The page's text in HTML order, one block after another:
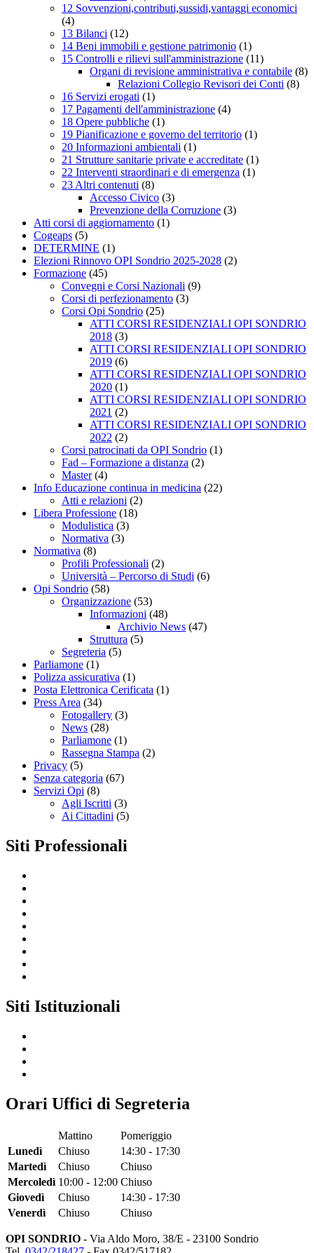
12 Sovvenzioni,contributi,sussidi,vantaggi economici
(4)
13 Bilanci (12)
14 Beni immobili e gestione patrimonio (1)
15 Controlli e rilievi sull'amministrazione (11)
Organi di revisione amministrativa e contabile (8)
Relazioni Collegio Revisori dei Conti (8)
16 Servizi erogati (1)
17 Pagamenti dell'amministrazione (4)
18 Opere pubbliche (1)
19 Pianificazione e governo del territorio (1)
20 Informazioni ambientali (1)
21 Strutture sanitarie private e accreditate (1)
22 Interventi straordinari e di emergenza (1)
23 Altri contenuti (8)
Accesso Civico (3)
Prevenzione della Corruzione (3)
Atti corsi di aggiornamento (1)
Cogeaps (5)
DETERMINE (1)
Elezioni Rinnovo OPI Sondrio 2025-2028 (2)
Formazione (45)
Convegni e Corsi Nazionali (9)
Corsi di perfezionamento (3)
Corsi Opi Sondrio (25)
ATTI CORSI RESIDENZIALI OPI SONDRIO
2018 (3)
ATTI CORSI RESIDENZIALI OPI SONDRIO
2019 (6)
ATTI CORSI RESIDENZIALI OPI SONDRIO
2020 (1)
ATTI CORSI RESIDENZIALI OPI SONDRIO
2021 (2)
ATTI CORSI RESIDENZIALI OPI SONDRIO
2022 (2)
Corsi patrocinati da OPI Sondrio (1)
Fad – Formazione a distanza (2)
Master(4)
Info Educazione continua in medicina (22)
Atti e relazioni (2)
Libera Professione (18)
Modulistica (3)
Normativa (3)
Normativa (8)
Profili Professionali (2)
Università – Percorso di Studi (6)
Opi Sondrio (58)
Organizzazione (53)
Informazioni (48)
Archivio News (47)
Struttura (5)
Segreteria (5)
Parliamone (1)
Polizza assicurativa (1)
Posta Elettronica Cerificata (1)
Press Area (34)
Fotogallery (3)
News (28)
Parliamone (1)
Rassegna Stampa (2)
Privacy (5)
Senza categoria (67)
Servizi Opi (8)
Agli Iscritti (3)
Ai Cittadini (5)
Siti Professionali
Siti Istituzionali
Orari Uffici di Segreteria
Mattino
Pomeriggio
Lunedì
Chiuso
14:30 - 17:30
Martedì
Chiuso
Chiuso
Mercoledì 10:00 - 12:00 Chiuso
Giovedì
Chiuso
14:30 - 17:30
Venerdì
Chiuso Chiuso
OPI SONDRIO - Via Aldo Moro, 38/E - 23100 Sondrio